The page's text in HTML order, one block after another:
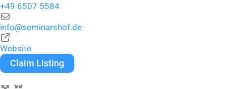
+49 6507 5584
info@seminarshof.de
Website
Claim Listing